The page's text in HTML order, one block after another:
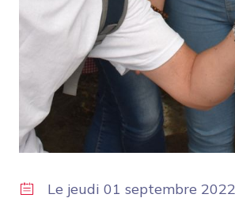
Le jeudi 01 septembre 2022